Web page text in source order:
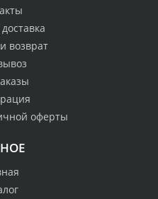
возврат
оферты